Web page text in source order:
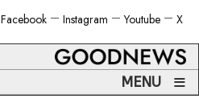
X
Youtube
Instagram
Facebook
MENU ≡